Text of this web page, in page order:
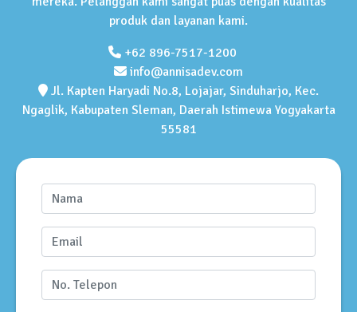
produk dan layanan kami.
+62 896-7517-1200
info@annisadev.com
Jl. Kapten Haryadi No.8, Lojajar, Sinduharjo, Kec.
Ngaglik, Kabupaten Sleman, Daerah Istimewa Yogyakarta
55581